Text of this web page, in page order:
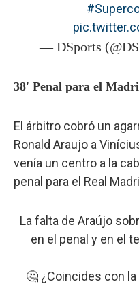
— DSports
38' Penal para el
El árbitro cobró un
Ronald Araujo a
venía un centro a la
penal para el Real
La falta de Araújo
en el penal y en el
🤔 ¿Coincides con